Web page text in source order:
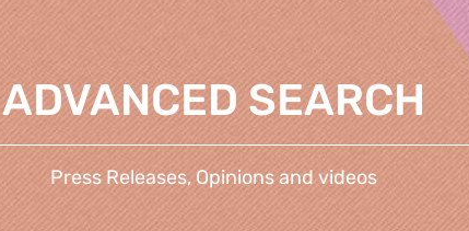
ADVANCED SEARCH
Press Releases, Opinions and videos